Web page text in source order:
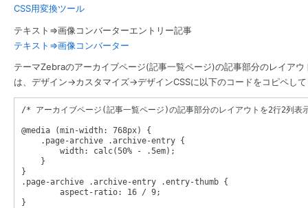
CSS用変換ツール
テキスト⇒画像コンバーターエントリー記事
テキスト⇒画像コンバーター
テーマZebraのアーカイブページ(記事一覧ページ)の記事部分のレイア
は、デザイン→カスタマイズ→デザインCSSに以下のコードをコピペし
/* アーカイブページ(記事一覧ページ)の記事部分のレイアウトを2行2列
@media (min-width: 768px) {
.page-archive
.archive-entry {
width: calc(50% - .5em) ;
}
}
.page-archive
.archive-entry .entry-thumb {
aspect-ratio: 16 / 9
}